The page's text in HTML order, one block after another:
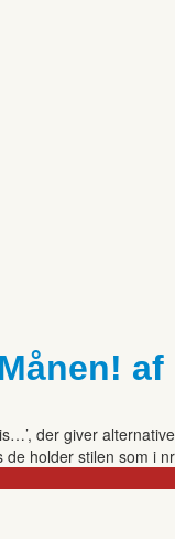
af
der giver
holder stilen som i